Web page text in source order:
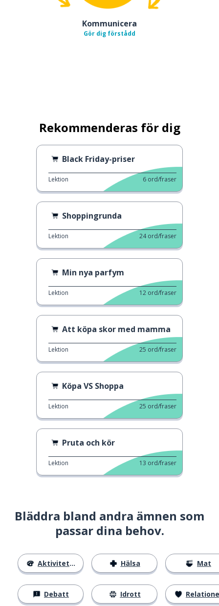
Kommunicera
Gör dig förstådd
Rekommenderas för dig
Black Friday-priser
Lektion 6 ord/fraser
Shoppingrunda
Lektion 24 ord/fraser
Min nya parfym
Lektion 12 ord/fraser
Att köpa skor med mamma
Lektion 25 ord/fraser
Köpa VS Shoppa
Lektion 25 ord/fraser
Pruta och kör
Lektion 13 ord/fraser
Bläddra bland andra ämnen som
passar dina behov.
Aktiviteter
Debatt
Hälsa
Idrott
Mat